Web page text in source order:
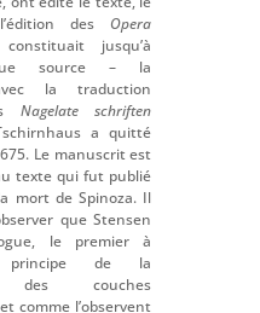
des Opera
jusqu’à
source – la
la traduction
Nagelate schriften
a quitté
Le manuscrit est
texte qui fut publié
mort de Spinoza. Il
que Stensen
le premier à
de la
des couches
comme l’observent